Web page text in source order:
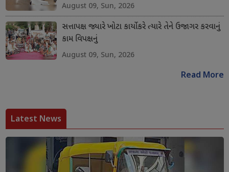
August 09, Sun, 2026
સત્તાપક્ષ જ્યારે ખોટા કાર્યો કરે ત્યારે તેને ઉજાગર કરવાનું
કામ વિપક્ષનું
August 09, Sun, 2026
Read More
Latest News